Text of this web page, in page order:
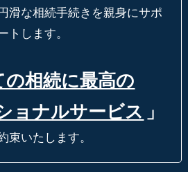
滑な相続手続きを親身にサポ
トします。
の相続に最高の
ョナルサービス 」
束いたします。